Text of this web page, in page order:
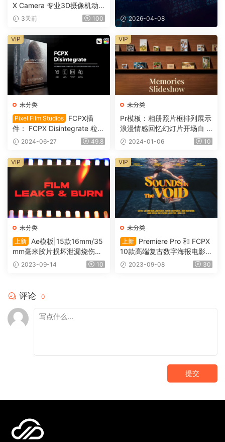
X Camera 专业3D摄像机动
态镜头运动0164
3天前 100 2026-04-08
未分类
Pixel Film Studios
FCPX插
件： FCPX Disintegrate 粒子
消散沙化分解颗粒插件 Final
2024-06-27 49.8
VIP
未分类
Pr模板：相册照片框排列展示
浪漫情感回忆幻灯片开场白 M
emories Slideshow 1096
2024-01-06 10
VIP
未分类
上新
Ae模板|15款16mm/35
mm毫米胶片损坏泄漏烧伤转
场过渡 Film Leak（0117）
2023-09-14 10
VIP
未分类
上新
Premiere Pro 和 FCPX
10款高端复古数字海报电影风
格动态标题 Cinematic Titles
2023-09-08 30
VIP
评论 0
提交